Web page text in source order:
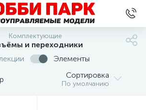
Комплектующие
и переходники
Элементы
Сортировка
По умолчанию